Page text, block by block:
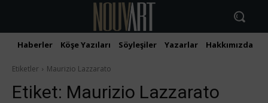
Haberler Köşe Yazıları Söyleşiler Yazarlar Hakkımızda
Etiketler Maurizio Lazzarato
Etiket: Maurizio Lazzarato